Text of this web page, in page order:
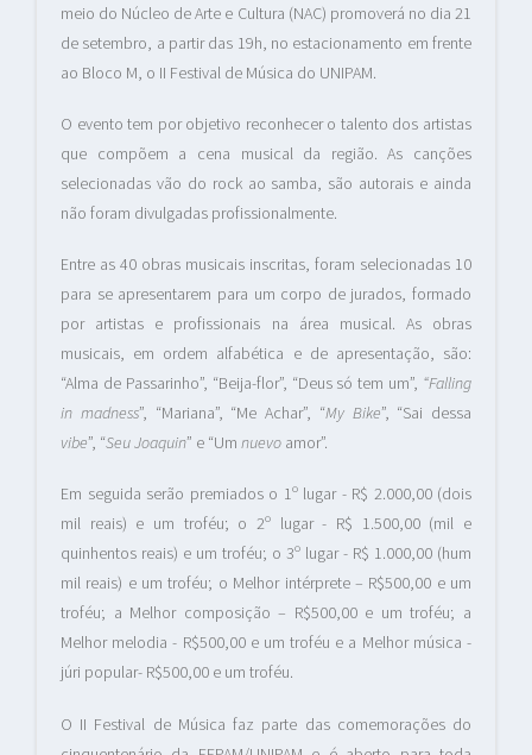
meio do Núcleo de Arte e Cultura (NAC) promoverá no dia 21
de setembro, a partir das 19h, no estacionamento em frente
ao Bloco M, o II Festival de Música do UNIPAM.
O evento tem por objetivo reconhecer o talento dos artistas
que compõem a cena musical da região. As canções
selecionadas vão do rock ao samba, são autorais e ainda
não foram divulgadas profissionalmente.
Entre as 40 obras musicais inscritas, foram selecionadas 10
para se apresentarem para um corpo de jurados, formado
por artistas e profissionais na área musical. As obras
musicais, em ordem alfabética e de apresentação, são:
“Alma de Passarinho”, “Beija-flor”, “Deus só tem um”, “Falling
in madness”, “Mariana”, “Me Achar”, “My Bike”, “Sai dessa
vibe”, “Seu Joaquin” e “Um nuevo amor”.
Em seguida serão premiados o 1º lugar - R$ 2.000,00 (dois
mil reais) e um troféu; o 2º lugar - R$ 1.500,00 (mil e
quinhentos reais) e um troféu; o 3º lugar - R$ 1.000,00 (hum
mil reais) e um troféu; o Melhor intérprete – R$500,00 e um
troféu; a Melhor composição – R$500,00 e um troféu; a
Melhor melodia - R$500,00 e um troféu e a Melhor música -
júri popular- R$500,00 e um troféu.
O II Festival de Música faz parte das comemorações do